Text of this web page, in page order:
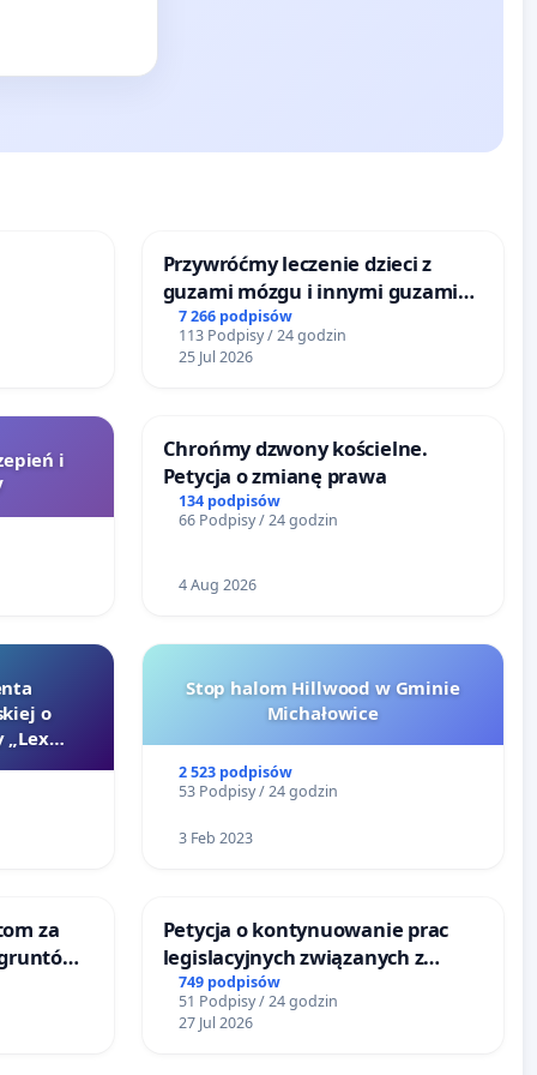
Przywróćmy leczenie dzieci z
guzami mózgu i innymi guzami
litymi do Górnośląskiego
Centrum Zdrowia Dziecka w
Katowicach
7 266 podpisów
113 Podpisy / 24 godzin
25 Jul 2026
i
Chrońmy dzwony kościelne.
Petycja o zmianę prawa
134 podpisów
66 Podpisy / 24 godzin
4 Aug 2026
o
„Lex
Stop halom Hillwood w Gminie
Michałowice
2 523 podpisów
53 Podpisy / 24 godzin
3 Feb 2023
za
Petycja o kontynuowanie prac
legislacyjnych związanych z
reformą prawa rodzinnego
749 podpisów
51 Podpisy / 24 godzin
27 Jul 2026